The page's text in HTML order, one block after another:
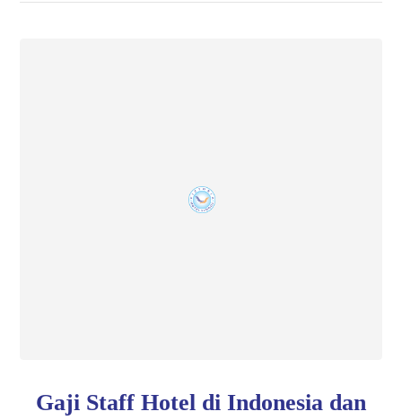
Gaji Staff Hotel di Indonesia dan